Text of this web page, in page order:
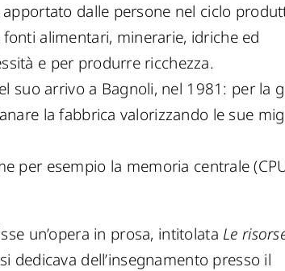
dalle persone nel ciclo
fonti alimentari, minerarie, idriche ed
e per produrre ricchezza.
suo arrivo a Bagnoli, nel 1981: per la
la fabbrica valorizzando le sue
per esempio la memoria centrale
un’opera in prosa, intitolata Le
dedicava dell’insegnamento presso il